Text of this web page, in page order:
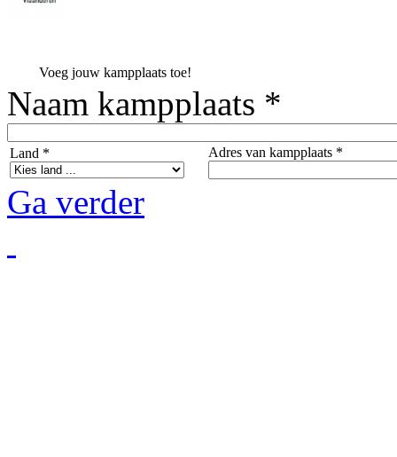
Voeg jouw kampplaats toe!
Naam kampplaats *
Land * Adres van kampplaats *
Ga verder